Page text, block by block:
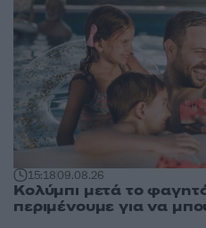
15:1809.08.26
Κολύμπι μετά το
περιμένουμε για να